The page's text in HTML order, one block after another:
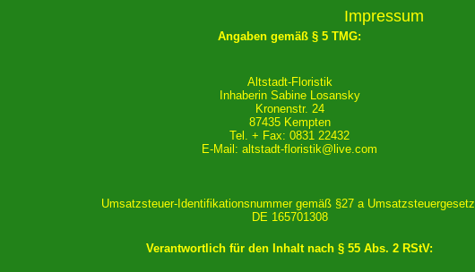
Impressum
Angaben gemäß § 5 TMG:
Altstadt-Floristik
Inhaberin Sabine Losansky
Kronenstr. 24
87435 Kempten
Tel. + Fax: 0831 22432
E-Mail: altstadt-floristik@live.com
Umsatzsteuer-Identifikationsnummer gemäß §27 a
DE 165701308
Verantwortlich für den Inhalt nach § 55 Abs. 2 RStV: